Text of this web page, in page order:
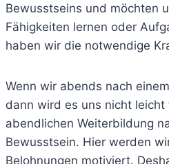
Bewusstseins und möchten
Fähigkeiten lernen oder
haben wir die notwendige
Wenn wir abends nach
dann wird es uns nicht
abendlichen Weiterbildung
Bewusstsein. Hier werden
Belohnungen motiviert.